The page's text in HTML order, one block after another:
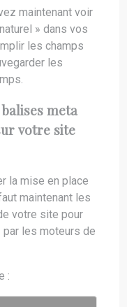
maintenant voir
» dans vos
les champs
les
meta
votre site
la mise en place
maintenant les
votre site pour
les moteurs de
: